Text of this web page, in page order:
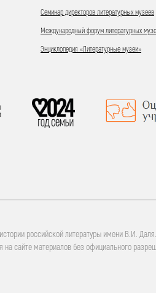
Семинар директоров литературных музеев
Международный форум литературных
Энциклопедия «Литературные музеи»
российской литературы имени В.И.
сайте материалов без официального